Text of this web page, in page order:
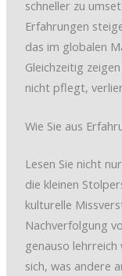
schneller zu
Erfahrungen
das im globalen
Gleichzeitig
nicht pflegt,
Wie Sie aus
Lesen Sie nicht
die kleinen
kulturelle
Nachverfolgung
genauso
sich, was andere